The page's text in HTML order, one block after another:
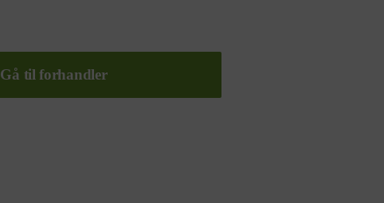
Gå til forhandler